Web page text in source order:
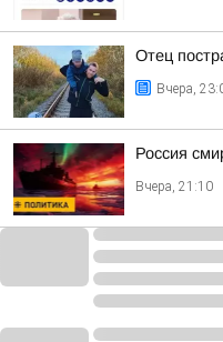
Отец
Вчера,
Россия
Вчера, 21:10